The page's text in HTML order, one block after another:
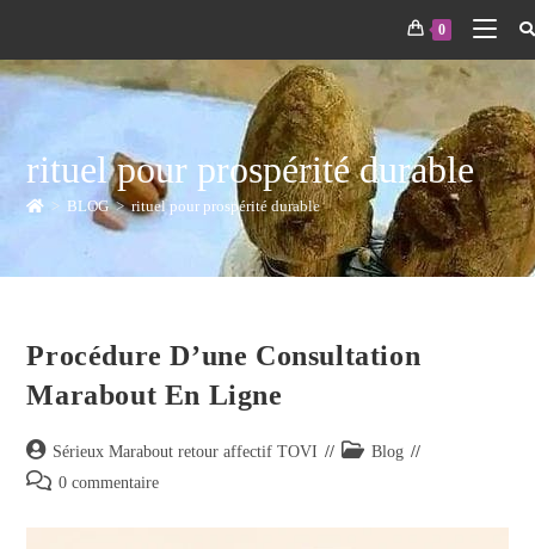
0
rituel pour prospérité durable
> BLOG > rituel pour prospérité durable
Procédure D’une Consultation
Marabout En Ligne
Sérieux Marabout retour affectif TOVI
Blog
0 commentaire